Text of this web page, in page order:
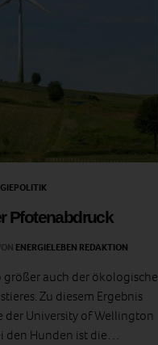
Pfotenabdruck
ENERGIELEBEN REDAKTION
größer auch der ökologische
Zu diesem Ergebnis
University of Wellington
den Hunden ist die…